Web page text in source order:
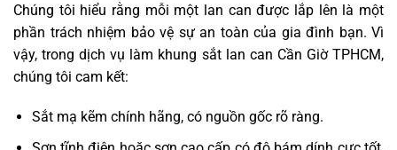
Chúng tôi hiểu rằng mỗi một lan can được lắp lên là một
phần trách nhiệm bảo vệ sự an toàn của gia đình bạn. Vì
vậy, trong dịch vụ làm khung sắt lan can Cần Giờ TPHCM,
chúng tôi cam kết:
Sắt mạ kẽm chính hãng, có nguồn gốc rõ ràng.